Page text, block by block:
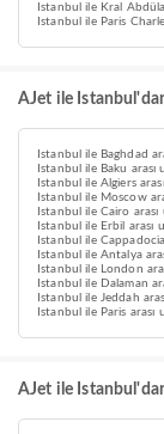
Istanbul ile Kral
Istanbul ile Paris
AJet ile
Istanbul ile Baghdad
Istanbul ile Baku arası
Istanbul ile Algiers
Istanbul ile Moscow
Istanbul ile Cairo arası
Istanbul ile Erbil arası
Istanbul ile
Istanbul ile Antalya
Istanbul ile London
Istanbul ile Dalaman
Istanbul ile Jeddah
Istanbul ile Paris arası
AJet ile